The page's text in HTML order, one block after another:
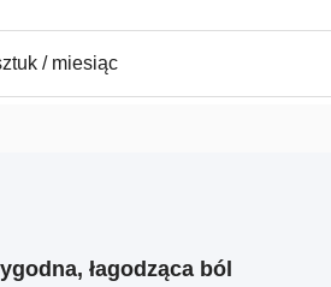
/ miesiąc
łagodząca ból